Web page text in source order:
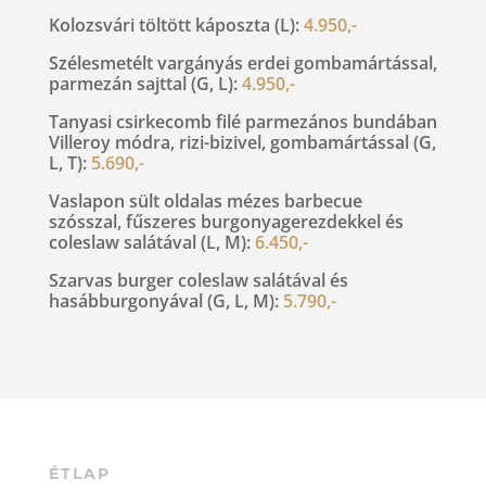
Kolozsvári töltött káposzta (L):4.950,-
Szélesmetélt vargányás erdei gombamártással,
parmezán sajttal (G, L):4.950,-
Tanyasi csirkecomb filé parmezános bundában
Villeroy módra, rizi-bizivel, gombamártással (G,
L, T): 5.690,-
Vaslapon sült oldalas mézes barbecue
szósszal, fűszeres burgonyagerezdekkel és
coleslaw salátával (L, M):6.450,-
Szarvas burger coleslaw salátával és
hasábburgonyával (G, L, M): 5.790,-
ÉTLAP